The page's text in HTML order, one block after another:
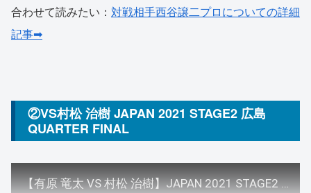
合わせて読みたい： 対戦相手西谷譲二プロについての詳細
記事➡
②VS村松 治樹 JAPAN 2021 STAGE2 広島
QUARTER FINAL
【有原 竜太 VS 村松 治樹】JAPAN 2021 STAGE2 広島 QUARTER FINAL